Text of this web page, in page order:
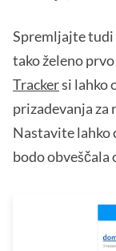
Spremljajte tudi
tako želeno
Trackersi lahko
prizadevanja za
Nastavite lahko
bodo